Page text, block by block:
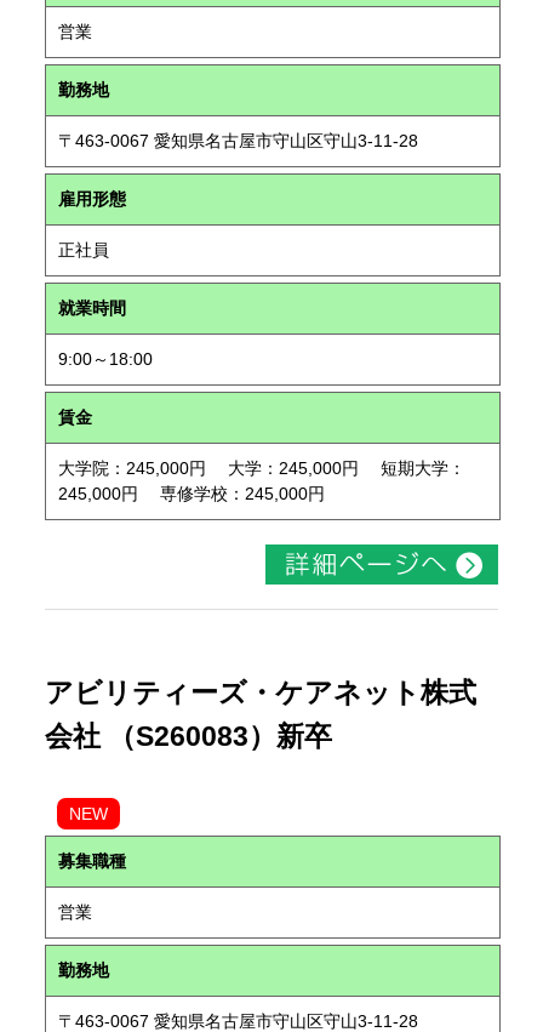
営業
勤務地
〒463-0067 愛知県名古屋市守山区守山3-11-28
雇用形態
正社員
就業時間
9:00～18:00
賃金
大学院：245,000円 大学：245,000円 短期大学：
245,000円 専修学校：245,000円
アビリティーズ・ケアネット株式
会社 （S260083）新卒
NEW
募集職種
営業
勤務地
〒463-0067 愛知県名古屋市守山区守山3-11-28